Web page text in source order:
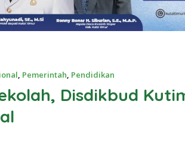
, Pemerintah, Pendidikan
Disdikbud